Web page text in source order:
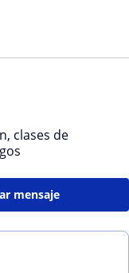
clases de
mensaje